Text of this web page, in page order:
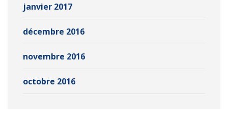
janvier 2017
décembre 2016
novembre 2016
octobre 2016